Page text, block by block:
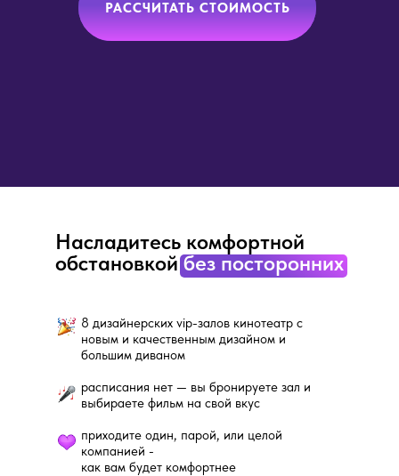
РАССЧИТАТЬ СТОИМОСТЬ
8 дизайнерских vip-залов кинотеатр с
новым и качественным дизайном и
большим диваном
расписания нет — вы бронируете зал и
выбираете фильм на свой вкус
приходите один, парой, или целой
компанией -
как вам будет комфортнее
Насладитесь комфортной
обстановкойбез посторонних